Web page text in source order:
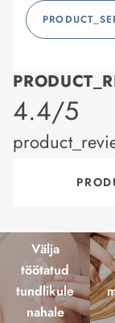
4.4/5
Välja
töötatud
tundlikule
nahale